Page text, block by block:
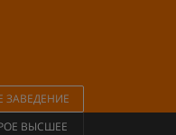
ЗАВЕДЕНИЕ
ВЫСШЕЕ